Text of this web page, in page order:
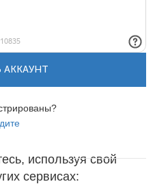
АККАУНТ
используя свой
сервисах: